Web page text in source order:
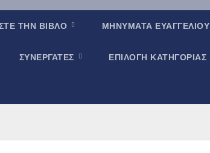
ΤΗΝ ΒΙΒΛΟ ΜΗΝΥΜΑΤΑ ΕΥΑΓΓΕΛΙΟΥ
ΣΥΝΕΡΓΑΤΕΣ ΕΠΙΛΟΓΗ ΚΑΤΗΓΟΡΙΑΣ